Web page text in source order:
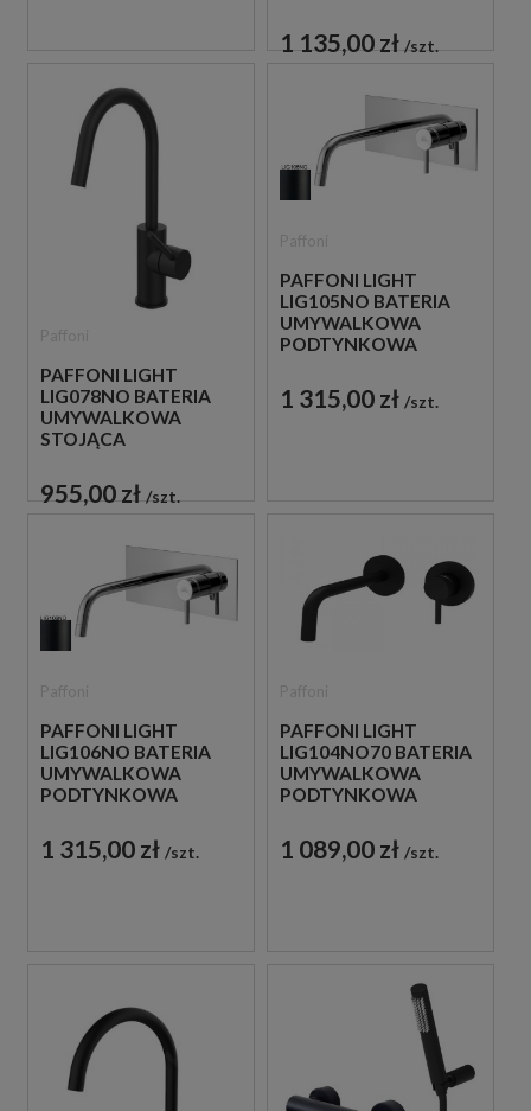
CZARNA
1 135,00 zł szt.
PAFFONI LIGHT
LIG078NO BATERIA
UMYWALKOWA
STOJĄCA
CZARNA
955,00 zł szt.
PAFFONI LIGHT
LIG105NO BATERIA
UMYWALKOWA
PODTYNKOWA
CZARNA
1 315,00 zł szt.
PAFFONI LIGHT
LIG106NO BATERIA
UMYWALKOWA
PODTYNKOWA
CZARNA
1 315,00 zł szt.
PAFFONI LIGHT
LIG104NO70 BATERIA
UMYWALKOWA
PODTYNKOWA
CZARNA
1 089,00 zł szt.